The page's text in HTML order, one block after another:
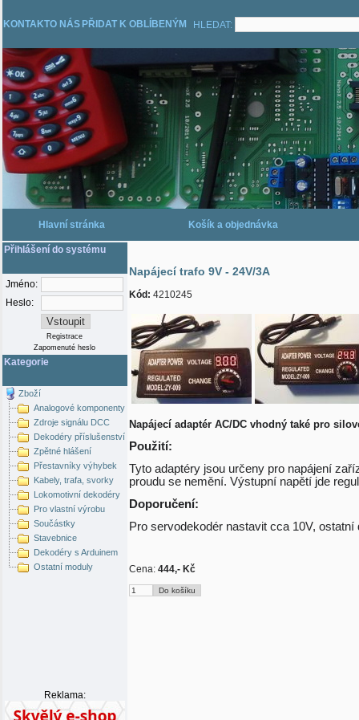
KONTAKTO NÁS PŘIDAT K OBLÍBENÝM HLEDAT:
Hlavní stránka Košík a objednávka
Přihlášení do systému
Jméno:
Heslo:
Registrace
Zapomenuté heslo
Kategorie
Zboží
Analogové komponenty
Zdroje signálu DCC
Dekodéry příslušenství
Zpětné hlášení
Přestavníky výhybek
Kabely, trafa, svorky
Lokomotivní dekodéry
Pro vlastní výrobu
Součástky
Stavebnice
Dekodéry s Arduinem
Ostatní moduly
Reklama:
Napájecí trafo 9V - 24V/3A
Kód: 4210245
Napájecí adaptér AC/DC vhodný také pro
Použití:
Tyto adaptéry jsou určeny pro napájení
proudu se nemění. Výstupní napětí jde
Doporučení:
Pro servodekodér nastavit cca 10V, ostatní
Cena: 444,- Kč